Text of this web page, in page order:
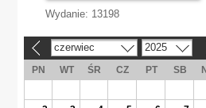
Wydanie: 13198
czerwiec 2025
PN WT ŚR CZ PT SB